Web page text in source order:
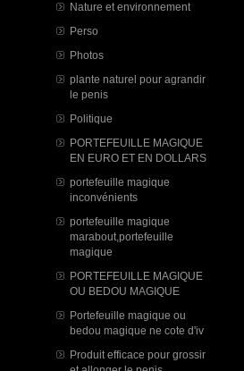
Nature et environnement
Perso
Photos
plante naturel pour agrandir
le penis
Politique
PORTEFEUILLE MAGIQUE
EN EURO ET EN DOLLARS
portefeuille magique
inconvénients
portefeuille magique
marabout,portefeuille
magique
PORTEFEUILLE MAGIQUE
OU BEDOU MAGIQUE
Portefeuille magique ou
bedou magique ne cote d'iv
Produit efficace pour grossir